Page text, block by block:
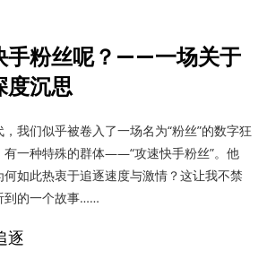
手粉丝呢？——一场关于
度沉思
我们似乎被卷入了一场名为“粉丝”的数字狂
有一种特殊的群体——“攻速快手粉丝”。他
如此热衷于追逐速度与激情？这让我不禁
到的一个故事……
逐